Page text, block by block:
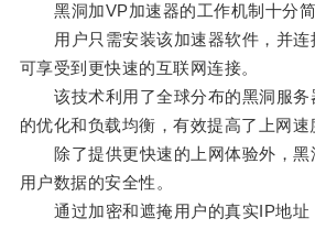
黑洞加VP加速器的工作机制十分简
用户只需安装该加速器软件，并连
可享受到更快速的互联网连接。
该技术利用了全球分布的黑洞服务
的优化和负载均衡，有效提高了上网速
除了提供更快速的上网体验外，黑
用户数据的安全性。
通过加密和遮掩用户的真实IP地址